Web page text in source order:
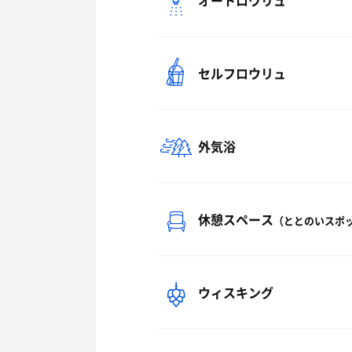
セルフロウリュ
外気浴
休憩スペース （ととのいスポ
ウィスキング